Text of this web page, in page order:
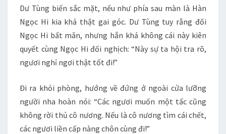
Dư Tùng biến sắc mặt, nếu như phía sau màn là Hàn
Ngọc Hi kia khả thật gai góc. Dư Tùng tuy rằng đối
Ngọc Hi bất mãn, nhưng hắn khả không cái này kiên
quyết cùng Ngọc Hi đối nghịch: “Này sự ta hội tra rõ,
ngươi nghỉ ngơi thật tốt đi!”
Đi ra khỏi phòng, hướng về đứng ở ngoài cửa lưỡng
người nha hoàn nói: “Các ngươi muốn một tấc cũng
không rời thủ cô nương. Nếu là cô nương tìm cái chết,
các ngươi liền cấp nàng chôn cùng đi!”